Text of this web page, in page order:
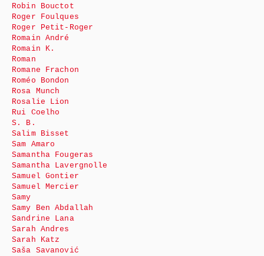
Robin Bouctot
Roger Foulques
Roger Petit-Roger
Romain André
Romain K.
Roman
Romane Frachon
Roméo Bondon
Rosa Munch
Rosalie Lion
Rui Coelho
S. B.
Salim Bisset
Sam Amaro
Samantha Fougeras
Samantha Lavergnolle
Samuel Gontier
Samuel Mercier
Samy
Samy Ben Abdallah
Sandrine Lana
Sarah Andres
Sarah Katz
Saša Savanović